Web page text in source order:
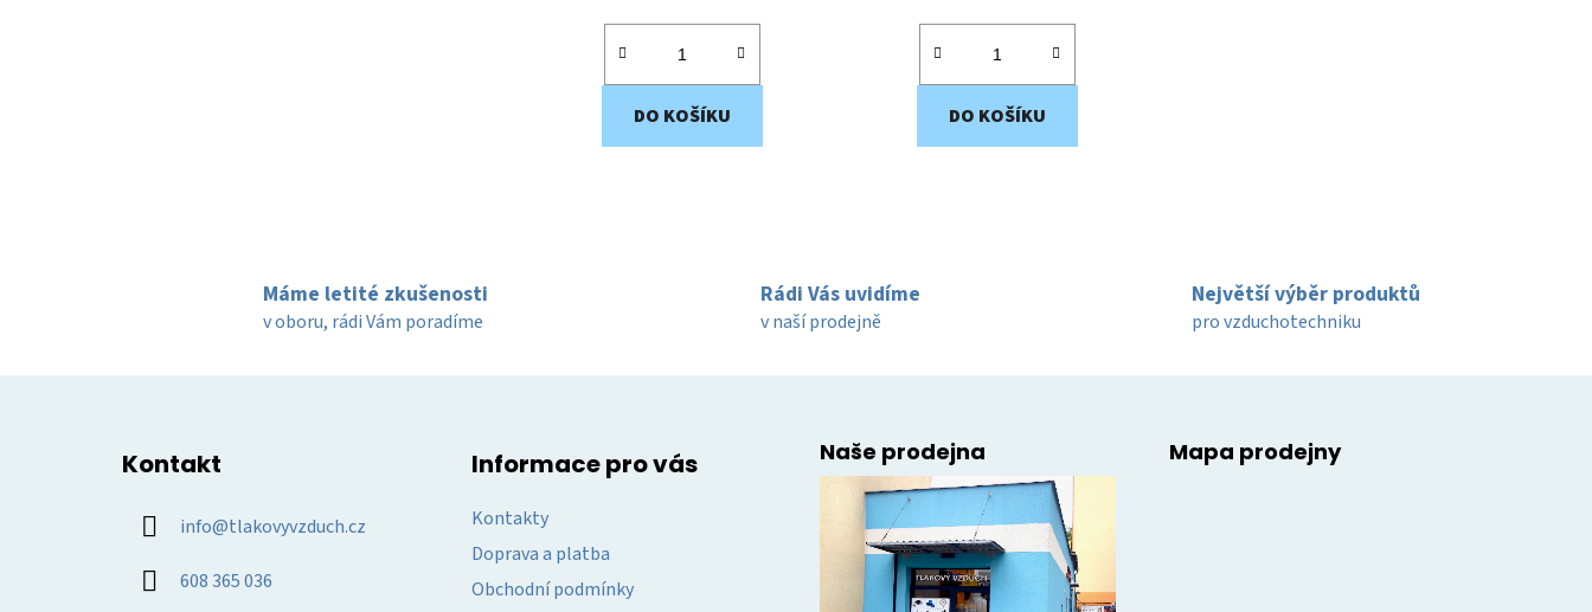
DO KOŠÍKU DO KOŠÍKU
k
y
v
ý
p
Máme letité zkušenosti
v oboru, rádi Vám poradíme
Rádi Vás uvidíme
v naší prodejně
Největší výběr produktů
pro vzduchotechniku
Kontakt
info@tlakovyvzduch.cz
608 365 036
Informace pro vás
Kontakty
Doprava a platba
Obchodní podmínky
Naše prodejna Mapa prodejny